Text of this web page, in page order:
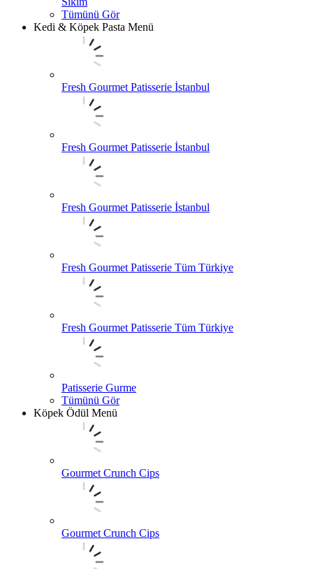
Tümünü Gör
Kedi & Köpek Pasta Menü
Fresh Gourmet Patisserie İstanbul
Fresh Gourmet Patisserie İstanbul
Fresh Gourmet Patisserie İstanbul
Fresh Gourmet Patisserie Tüm Türkiye
Fresh Gourmet Patisserie Tüm Türkiye
Patisserie Gurme
Tümünü Gör
Köpek Ödül Menü
Gourmet Crunch Cips
Gourmet Crunch Cips